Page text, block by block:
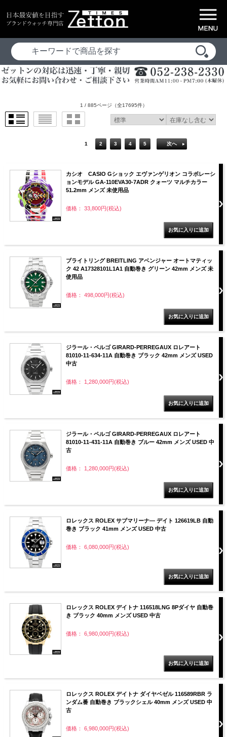
1 / 885ページ （全17695件）
1 2 3 4 5 次へ
カシオ CASIO Gショック エヴァンゲリオン コラボレーシ
ョンモデル GA-110EVA30-7ADR クォーツ マルチカラー
51.2mm メンズ 未使用品
価格： 33,800円(税込)
ブライトリング BREITLING アベンジャー オートマティッ
ク 42 A17328101L1A1 自動巻き グリーン 42mm メンズ 未
使用品
価格： 498,000円(税込)
ジラール・ペルゴ GIRARD-PERREGAUX ロレアート
81010-11-634-11A 自動巻き ブラック 42mm メンズ USED
中古
価格： 1,280,000円(税込)
ジラール・ペルゴ GIRARD-PERREGAUX ロレアート
81010-11-431-11A 自動巻き ブルー 42mm メンズ USED 中
古
価格： 1,280,000円(税込)
ロレックス ROLEX サブマリーナ― デイト 126619LB 自動
巻き ブラック 41mm メンズ USED 中古
価格： 6,080,000円(税込)
ロレックス ROLEX デイトナ 116518LNG 8Pダイヤ 自動巻
き ブラック 40mm メンズ USED 中古
価格： 6,980,000円(税込)
ロレックス ROLEX デイトナ ダイヤベゼル 116589RBR ラ
ンダム番 自動巻き ブラックシェル 40mm メンズ USED 中
古
価格： 6,980,000円(税込)